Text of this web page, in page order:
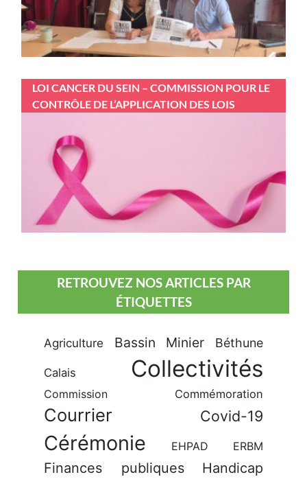
LOI CANCER DU SEIN – COMMISSION POUR LE
CONTRÔLE DE L’APPLICATION DES LOIS
RETROUVEZ NOS ARTICLES PAR
ÉTIQUETTES
Agriculture Bassin Minier Béthune
Calais Collectivités
Commission Commémoration
Courrier Covid-19
Cérémonie EHPAD ERBM
Finances publiques Handicap